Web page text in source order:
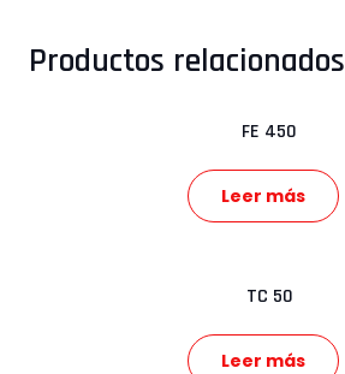
Productos relacionados
FE 450
Leer más
TC 50
Leer más